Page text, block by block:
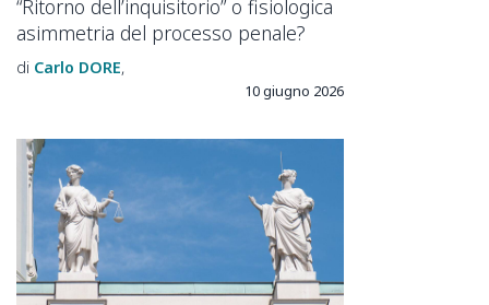
“Ritorno dell’inquisitorio” o fisiologica
asimmetria del processo penale?
Carlo DORE
10 giugno 2026